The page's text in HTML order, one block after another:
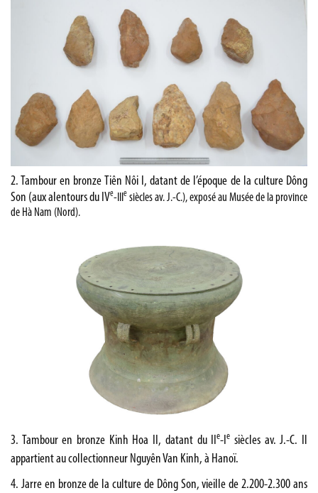
2. Tambour en bronze Tiên Nôi I, datant de l’époque de la culture Dông
Son (aux alentours du IVe-III e siècles av. J.-C.), exposé au Musée de la province
de Hà Nam (Nord).
3. Tambour en bronze Kinh Hoa II, datant du IIe-Ie siècles av. J.-C. Il
appartient au collectionneur Nguyên Van Kinh, à Hanoï.
4. Jarre en bronze de la culture de Dông Son, vieille de 2.200-2.300 ans